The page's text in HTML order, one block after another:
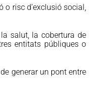
o risc d’exclusió social,
salut, la cobertura de
entitats públiques o
generar un pont entre